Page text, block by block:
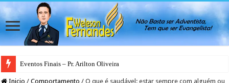
Eventos Finais – Pr. Arilton Oliveira
Inicio / Comportamento / O que é saudável: estar sempre com alguém ou